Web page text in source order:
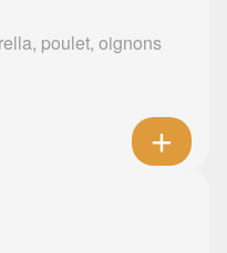
poulet, oignons